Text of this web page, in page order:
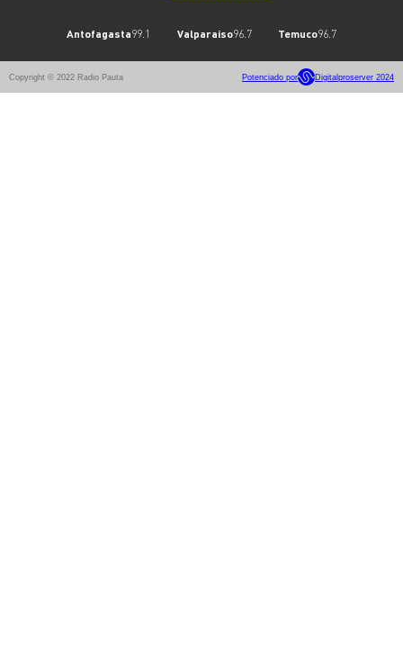
Antofagasta99.1 Valparaíso96.7 Temuco96.7
Copyright © 2022 Radio Pauta Potenciado por Digitalproserver 2024